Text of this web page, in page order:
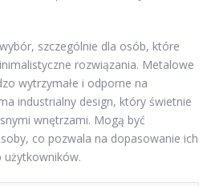
szczególnie dla osób, które
rozwiązania. Metalowe
wytrzymałe i odporne na
industrialny design, który świetnie
wnętrzami. Mogą być
co pozwala na dopasowanie ich
użytkowników.